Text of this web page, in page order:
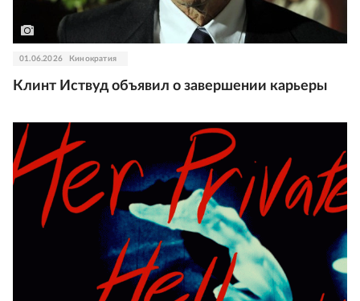
01.06.2026 Кинократия
Клинт Иствуд объявил о завершении карьеры